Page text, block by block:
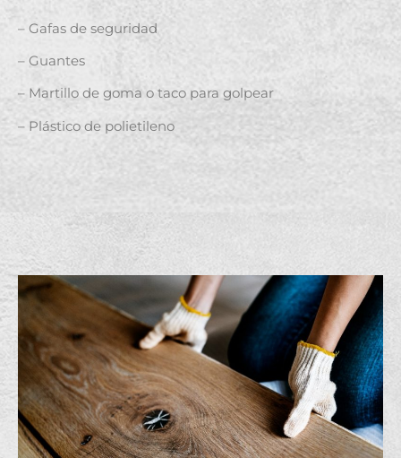
– Gafas de seguridad
– Guantes
– Martillo de goma o taco para golpear
– Plástico de polietileno